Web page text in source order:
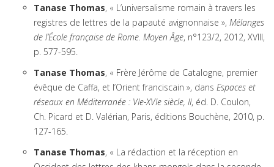
Tanase Thomas, « L’universalisme romain à travers les
registres de lettres de la papauté avignonnaise », Mélanges
de l’École française de Rome. Moyen Âge, n°123/2, 2012, XVIII,
p. 577-595.
Tanase Thomas, « Frère Jérôme de Catalogne, premier
évêque de Caffa, et l’Orient franciscain », dans Espaces et
réseaux en Méditerranée : VIe-XVIe siècle, II, éd. D. Coulon,
Ch. Picard et D. Valérian, Paris, éditions Bouchène, 2010, p.
127-165.
Tanase Thomas, « La rédaction et la réception en